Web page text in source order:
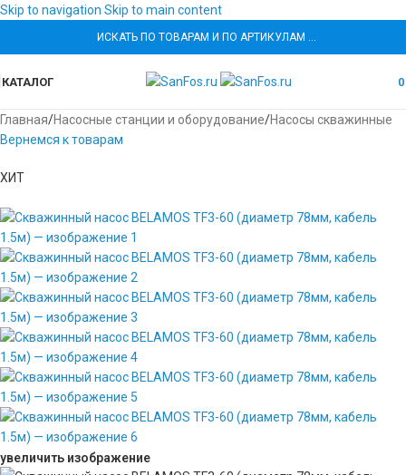
Skip to navigation Skip to main content
ИСКАТЬ ПО ТОВАРАМ И ПО АРТИКУЛАМ …
КАТАЛОГ 0
Главная/Насосные станции и оборудование/Насосы скважинные
Вернемся к товарам
ХИТ
увеличить изображение